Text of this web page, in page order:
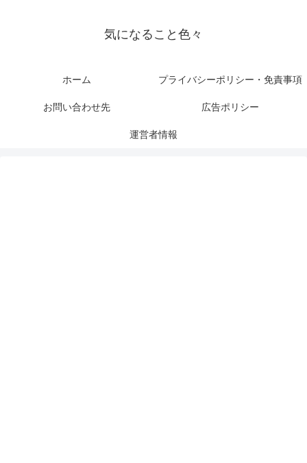
気になること色々
ホーム プライバシーポリシー・免責事項
お問い合わせ先 広告ポリシー
運営者情報